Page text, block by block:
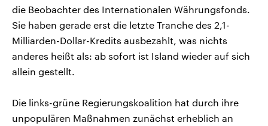
die Beobachter des Internationalen Währungsfonds.
Sie haben gerade erst die letzte Tranche des 2,1-
Milliarden-Dollar-Kredits ausbezahlt, was nichts
anderes heißt als: ab sofort ist Island wieder auf sich
allein gestellt.
Die links-grüne Regierungskoalition hat durch ihre
unpopulären Maßnahmen zunächst erheblich an